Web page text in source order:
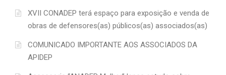
XVII CONADEP terá espaço para exposição e venda de
obras de defensores(as) públicos(as) associados(as)
COMUNICADO IMPORTANTE AOS ASSOCIADOS DA
APIDEP